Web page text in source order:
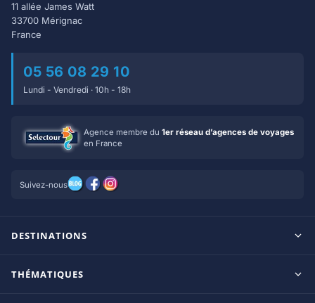
11 allée James Watt
33700 Mérignac
France
05 56 08 29 10
Lundi - Vendredi · 10h - 18h
Agence membre du 1er réseau d’agences de voyages
en France
Suivez-nous
DESTINATIONS
THÉMATIQUES